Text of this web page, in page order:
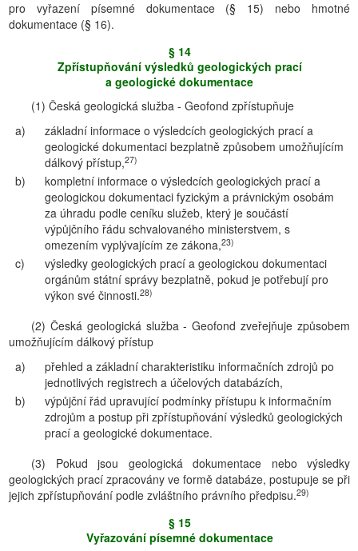
pro vyřazení písemné dokumentace (§ 15) nebo hmotné
dokumentace (§ 16).
§ 14
Zpřístupňování výsledků geologických prací
a geologické dokumentace
(1) Česká geologická služba - Geofond zpřístupňuje
a)
základní informace o výsledcích geologických prací a
geologické dokumentaci bezplatně způsobem umožňujícím
dálkový přístup,27)
b)
kompletní informace o výsledcích geologických prací a
geologickou dokumentaci fyzickým a právnickým osobám
za úhradu podle ceníku služeb, který je součástí
výpůjčního řádu schvalovaného ministerstvem, s
omezením vyplývajícím ze zákona,23)
c)
výsledky geologických prací a geologickou dokumentaci
orgánům státní správy bezplatně, pokud je potřebují pro
výkon své činnosti.28)
(2) Česká geologická služba - Geofond zveřejňuje způsobem
umožňujícím dálkový přístup
a)
přehled a základní charakteristiku informačních zdrojů po
jednotlivých registrech a účelových databázích,
b)
výpůjční řád upravující podmínky přístupu k informačním
zdrojům a postup při zpřístupňování výsledků geologických
prací a geologické dokumentace.
(3) Pokud jsou geologická dokumentace nebo výsledky
geologických prací zpracovány ve formě databáze, postupuje se při
jejich zpřístupňování podle zvláštního právního předpisu.29)
§ 15
Vyřazování písemné dokumentace